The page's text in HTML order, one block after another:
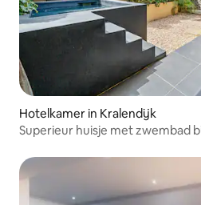
Hotelkamer in Kralendijk
Superieur huisje met zwembad